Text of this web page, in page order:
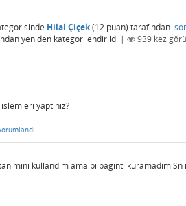
Hilal Çiçek(12 puan) tarafından
yeniden kategorilendirildi | 939 kez
yaptiniz?
kullandım ama bi bagıntı kuramadım Sn